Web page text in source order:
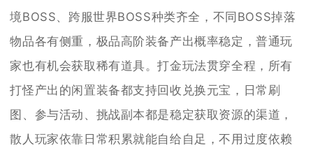
境BOSS、跨服世界BOSS种类齐全，不同BOSS掉落
物品各有侧重，极品高阶装备产出概率稳定，普通玩
家也有机会获取稀有道具。打金玩法贯穿全程，所有
打怪产出的闲置装备都支持回收兑换元宝，日常刷
图、参与活动、挑战副本都是稳定获取资源的渠道，
散人玩家依靠日常积累就能自给自足，不用过度依赖